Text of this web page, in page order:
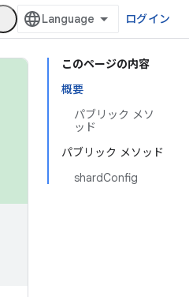
ログイン
このページの内容
概要
パブリック メソ
ッド
パブリック メソッド
shardConfig